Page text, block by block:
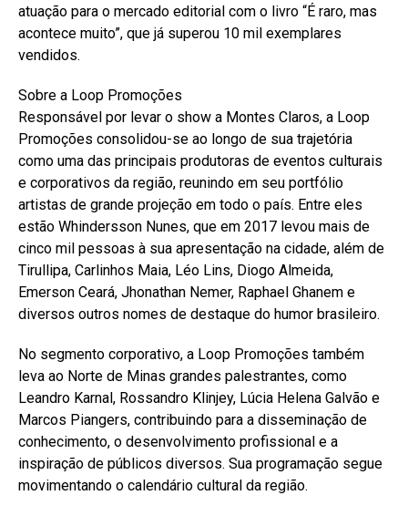
atuação para o mercado editorial com o livro “É raro, mas
acontece muito”, que já superou 10 mil exemplares
vendidos.
Sobre a Loop Promoções
Responsável por levar o show a Montes Claros, a Loop
Promoções consolidou-se ao longo de sua trajetória
como uma das principais produtoras de eventos culturais
e corporativos da região, reunindo em seu portfólio
artistas de grande projeção em todo o país. Entre eles
estão Whindersson Nunes, que em 2017 levou mais de
cinco mil pessoas à sua apresentação na cidade, além de
Tirullipa, Carlinhos Maia, Léo Lins, Diogo Almeida,
Emerson Ceará, Jhonathan Nemer, Raphael Ghanem e
diversos outros nomes de destaque do humor brasileiro.
No segmento corporativo, a Loop Promoções também
leva ao Norte de Minas grandes palestrantes, como
Leandro Karnal, Rossandro Klinjey, Lúcia Helena Galvão e
Marcos Piangers, contribuindo para a disseminação de
conhecimento, o desenvolvimento profissional e a
inspiração de públicos diversos. Sua programação segue
movimentando o calendário cultural da região.